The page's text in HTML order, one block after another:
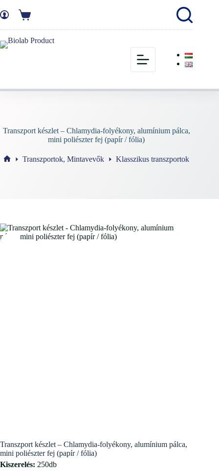
Transzport készlet – Chlamydia-folyékony, alumínium pálca,
mini poliészter fej (papír / fólia)
Transzportok, Mintavevők Klasszikus transzportok
Transzport készlet – Chlamydia-folyékony, alumínium pálca,
mini poliészter fej (papír / fólia)
Kiszerelés: 250db